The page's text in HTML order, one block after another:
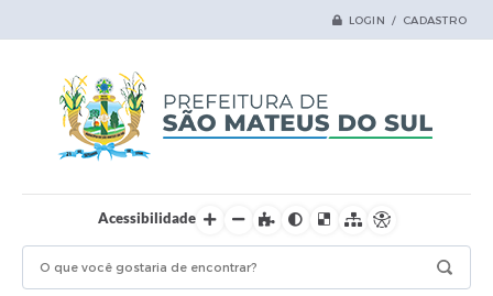
LOGIN / CADASTRO
Acessibilidade